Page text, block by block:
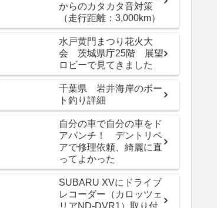
からのカタカタ音対策
（走行距離：3,000km）
水戸黄門まつり花火大
会 茨城県庁25階 展望
ロビーで見てきました
千葉県 岩井海岸のボー
ト釣り詳細
自分の車で自分の車をド
アパンチ！ デントリペ
アで修理依頼、綺麗に直
ってよかった
SUBARU XVにドライブ
レコーダー（カロッツェ
リアND-DVR1）取り付